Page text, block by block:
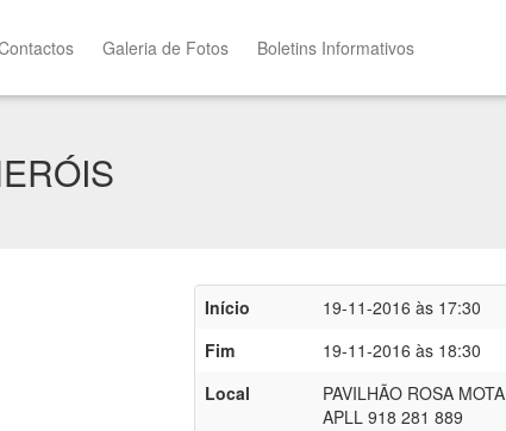
Galeria de Fotos Boletins Informativos
Início
19-11-2016 às 17:30
Fim
19-11-2016 às 18:30
Local
PAVILHÃO ROSA
APLL 918 281 889